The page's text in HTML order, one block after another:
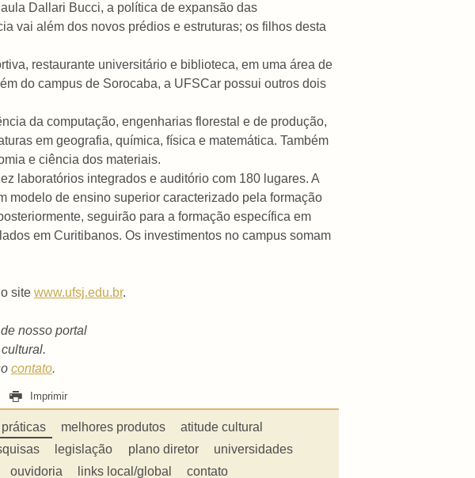
Dallari Bucci, a política de expansão das
vai além dos novos prédios e estruturas; os filhos desta
restaurante universitário e biblioteca, em uma área de
do campus de Sorocaba, a UFSCar possui outros dois
da computação, engenharias florestal e de produção,
em geografia, química, física e matemática. Também
e ciência dos materiais.
laboratórios integrados e auditório com 180 lugares. A
modelo de ensino superior caracterizado pela formação
seguirão para a formação específica em
em Curitibanos. Os investimentos no campus somam
site www.ufsj.edu.br.
nosso portal
contato.
Imprimir
melhores produtos
atitude cultural
legislação plano diretor
universidades
ouvidoria links local/global contato